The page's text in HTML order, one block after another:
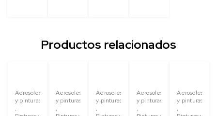
Productos relacionados
Aerosoles
y pinturas
,
Aerosoles
y pinturas
,
Aerosoles
y pinturas
,
Aerosoles
y pinturas
,
Aerosoles
y pinturas
,